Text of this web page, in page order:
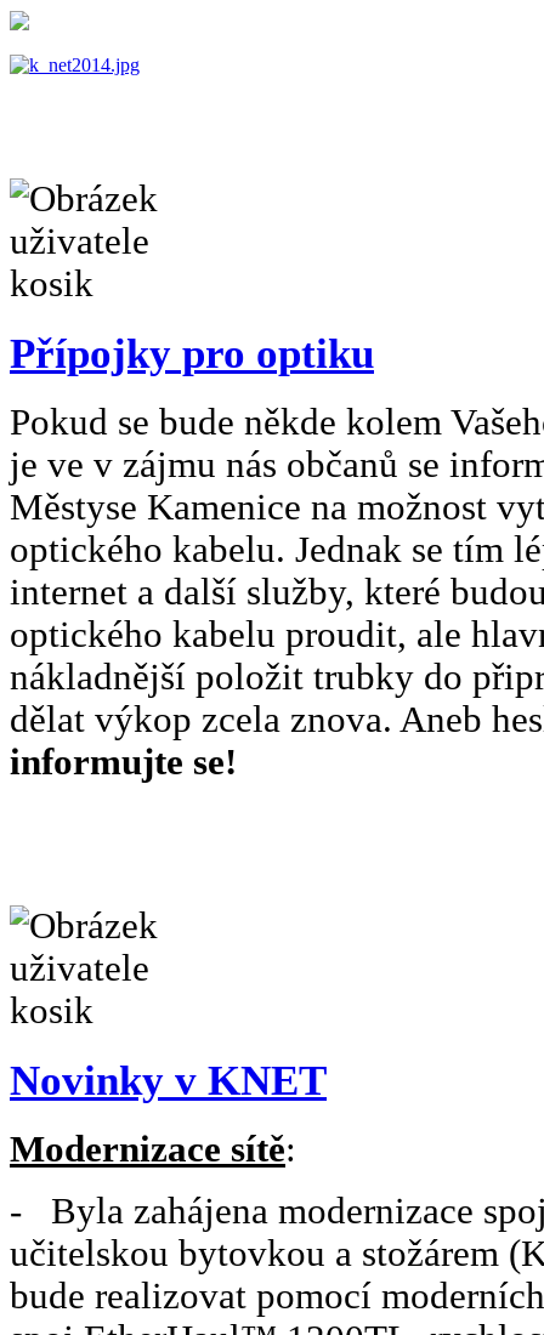
Přípojky pro optiku
Pokud se bude někde kolem
je ve v zájmu nás občanů se
Městyse Kamenice na možnost
optického kabelu. Jednak se tím
internet a další služby, které
optického kabelu proudit, ale
nákladnější položit trubky do
dělat výkop zcela znova. Aneb
informujte se!
Novinky v KNET
Modernizace sítě:
- Byla zahájena modernizace
učitelskou bytovkou a stožárem
bude realizovat pomocí